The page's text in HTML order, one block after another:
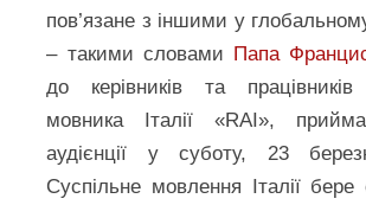
пов’язане з іншими у
– такими словами Папа
до керівників та працівників
мовника Італії «RAI»,
аудієнції у суботу, 23
Суспільне мовлення Італії бере